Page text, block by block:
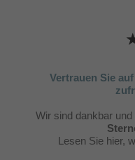
Vertrauen Sie
Wir sind dankbar
Lesen Sie hier,